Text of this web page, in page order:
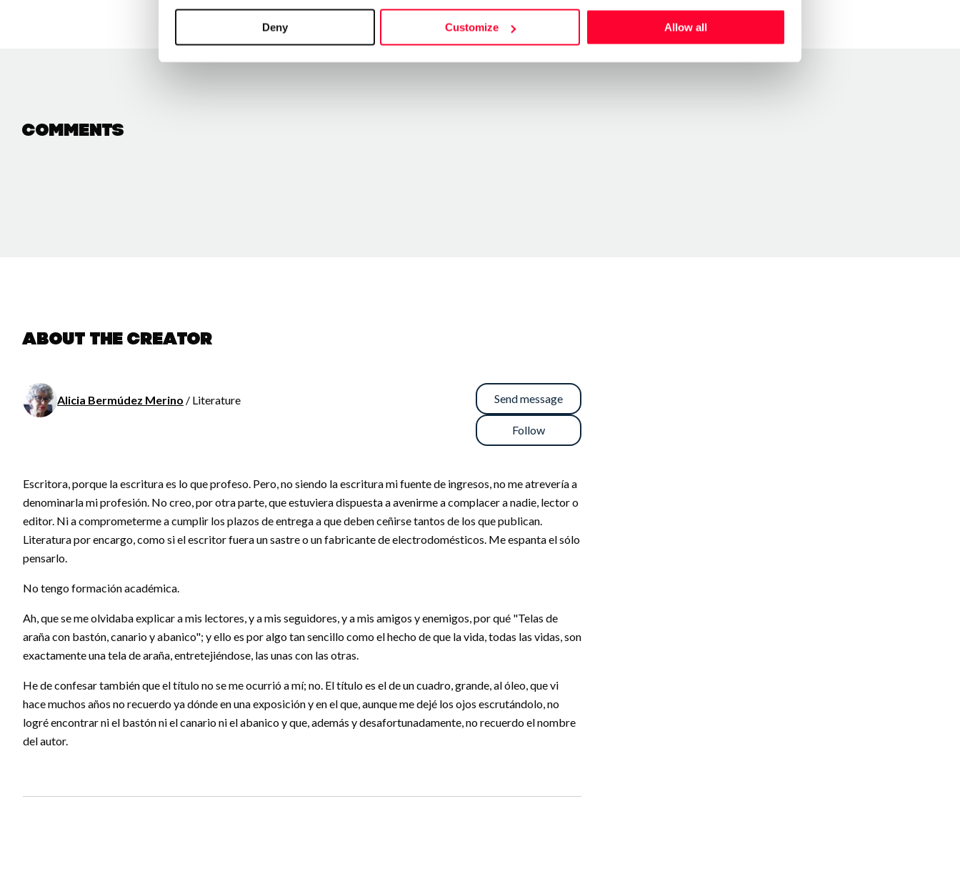
Deny Customize Allow all
Comments
About the creator
Alicia Bermúdez Merino / Literature Send message
Follow
Escritora, porque la escritura es lo que profeso. Pero, no siendo la escritura mi fuente de ingresos, no me atrevería a
denominarla mi profesión. No creo, por otra parte, que estuviera dispuesta a avenirme a complacer a nadie, lector o
editor. Ni a comprometerme a cumplir los plazos de entrega a que deben ceñirse tantos de los que publican.
Literatura por encargo, como si el escritor fuera un sastre o un fabricante de electrodomésticos. Me espanta el sólo
pensarlo.
No tengo formación académica.
Ah, que se me olvidaba explicar a mis lectores, y a mis seguidores, y a mis amigos y enemigos, por qué "Telas de
araña con bastón, canario y abanico"; y ello es por algo tan sencillo como el hecho de que la vida, todas las vidas, son
exactamente una tela de araña, entretejiéndose, las unas con las otras.
He de confesar también que el título no se me ocurrió a mí; no. El título es el de un cuadro, grande, al óleo, que vi
hace muchos años no recuerdo ya dónde en una exposición y en el que, aunque me dejé los ojos escrutándolo, no
logré encontrar ni el bastón ni el canario ni el abanico y que, además y desafortunadamente, no recuerdo el nombre
del autor.